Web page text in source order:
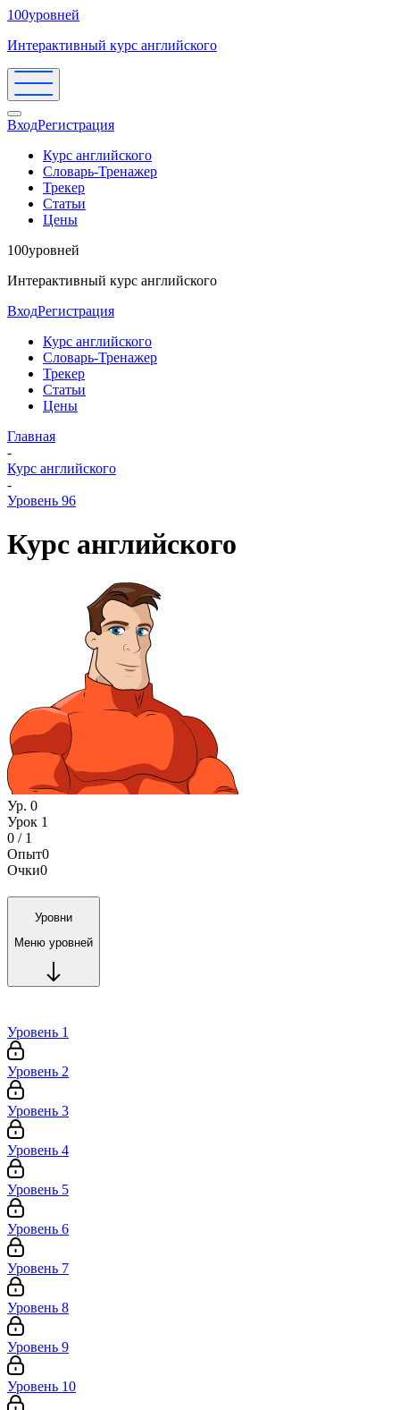
100уровней
Интерактивный курс английского
ВходРегистрация
Курс английского
Словарь-Тренажер
Трекер
Статьи
Цены
100уровней
Интерактивный курс английского
ВходРегистрация
Курс английского
Словарь-Тренажер
Трекер
Статьи
Цены
Главная
-
Курс английского
-
Уровень 96
Курс английского
Ур. 0
Урок 1
0 / 1
Опыт0
Очки0
Уровни
Меню уровней
Уровень 1
Уровень 2
Уровень 3
Уровень 4
Уровень 5
Уровень 6
Уровень 7
Уровень 8
Уровень 9
Уровень 10